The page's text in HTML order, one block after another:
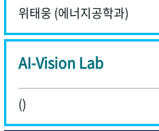
위태웅 (에너지공학과)
AI-Vision Lab
()